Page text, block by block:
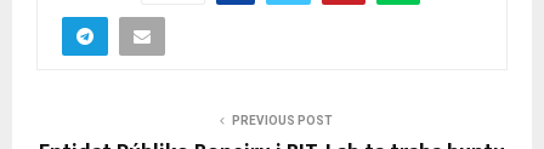
PREVIOUS POST